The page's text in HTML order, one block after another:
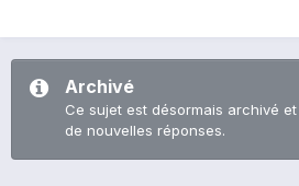
Archivé
Ce sujet est désormais archivé
de nouvelles réponses.